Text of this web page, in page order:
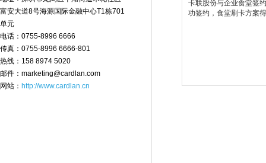
富安大道8号海源国际金融中心T1栋701
单元
电话：0755-8996 6666
传真：0755-8996 6666-801
热线：158 8974 5020
邮件：marketing@cardlan.com
网站： http://www.cardlan.cn
卡联股份与企业食堂签
功签约，食堂刷卡方案